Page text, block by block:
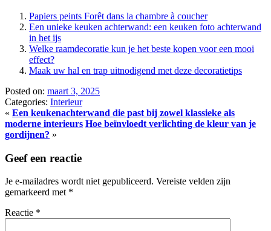
Papiers peints Forêt dans la chambre à coucher
Een unieke keuken achterwand: een keuken foto achterwand
in het ijs
Welke raamdecoratie kun je het beste kopen voor een mooi
effect?
Maak uw hal en trap uitnodigend met deze decoratietips
Posted on: maart 3, 2025
Categories: Interieur
« Een keukenachterwand die past bij zowel klassieke als
moderne interieurs Hoe beïnvloedt verlichting de kleur van je
gordijnen? »
Geef een reactie
Je e-mailadres wordt niet gepubliceerd. Vereiste velden zijn
gemarkeerd met *
Reactie *